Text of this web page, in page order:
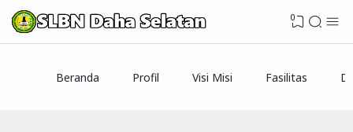
0
Beranda Profil Visi Misi Fasilitas